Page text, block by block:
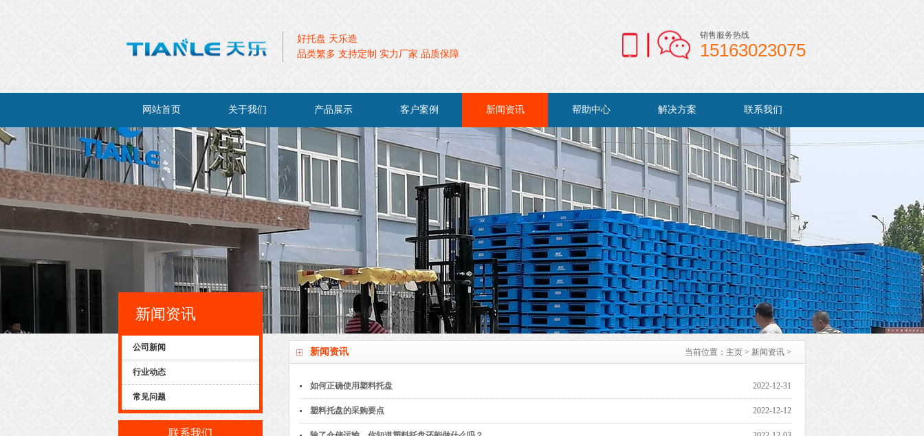
好托盘 天乐造
品类繁多 支持定制 实力厂家 品质保障
销售服务热线
15163023075
网站首页 关于我们 产品展示 客户案例 新闻资讯 帮助中心 解决方案 联系我们
新闻资讯 当前位置： 主页 > 新闻资讯 >
如何正确使用塑料托盘 2022-12-31
塑料托盘的采购要点 2022-12-12
新闻资讯
公司新闻
行业动态
常见问题
联系我们